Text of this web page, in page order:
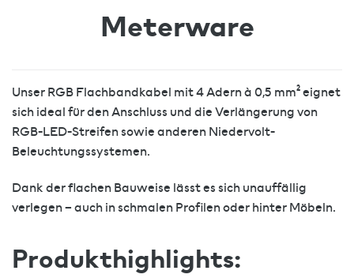
Meterware
Unser RGB Flachbandkabel mit 4 Adern à 0,5 mm² eignet
sich ideal für den Anschluss und die Verlängerung von
RGB-LED-Streifen sowie anderen Niedervolt-
Beleuchtungssystemen.
Dank der flachen Bauweise lässt es sich unauffällig
verlegen – auch in schmalen Profilen oder hinter Möbeln.
Produkthighlights: